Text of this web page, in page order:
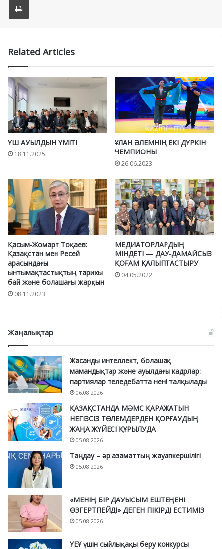
Related Articles
ҮШ АУЫЛДЫҢ ҮМІТІ
18.11.2025
ҰЛАН ӘЛЕМНІҢ ЕКІ ДҮРКІН
ЧЕМПИОНЫ
26.06.2023
Қасым-Жомарт Тоқаев:
Қазақстан мен Ресей
арасындағы
ынтымақтастықтың тарихы
бай және болашағы жарқын
08.11.2023
МЕДИАТОРЛАРДЫҢ
МІНДЕТІ — ДАУ-ДАМАЙСЫЗ
ҚОҒАМ ҚАЛЫПТАСТЫРУ
04.05.2022
Жаңалықтар
Жасанды интеллект, болашақ
мамандықтар және ауылдағы кадрлар:
партиялар теледебатта нені талқылады
06.08.2026
ҚАЗАҚСТАНДА МӘМС ҚАРАЖАТЫН
НЕГІЗСІЗ ТӨЛЕМДЕРДЕН ҚОРҒАУДЫҢ
ЖАҢА ЖҮЙЕСІ ҚҰРЫЛУДА
05.08.2026
Таңдау – әр азаматтың жауапкершілігі
05.08.2026
«МЕНІҢ БІР ДАУЫСЫМ ЕШТЕҢЕНІ
ӨЗГЕРТПЕЙДІ» ДЕГЕН ПІКІРДІ ЕСТИМІЗ
05.08.2026
ҮЕҰ үшін сыйлықақы беру конкурсы